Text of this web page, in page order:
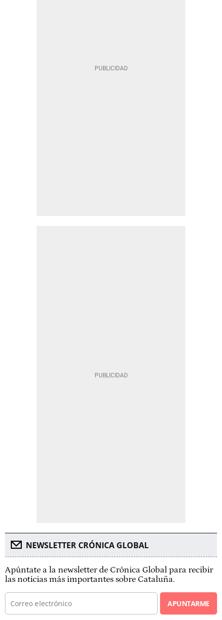
NEWSLETTER CRÓNICA GLOBAL
Apúntate a la newsletter de Crónica Global para recibir
las noticias más importantes sobre Cataluña.
APUNTARME